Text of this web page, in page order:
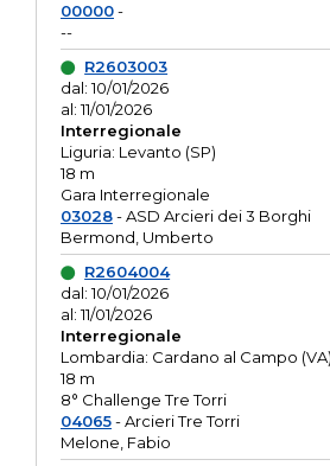
00000-
--
R2603003
dal: 10/01/2026
al: 11/01/2026
Interregionale
Liguria: Levanto (SP)
18 m
Gara Interregionale
03028- ASD Arcieri dei 3 Borghi
Bermond, Umberto
R2604004
dal: 10/01/2026
al: 11/01/2026
Interregionale
Lombardia: Cardano al Campo (VA)
18 m
8° Challenge Tre Torri
04065- Arcieri Tre Torri
Melone, Fabio